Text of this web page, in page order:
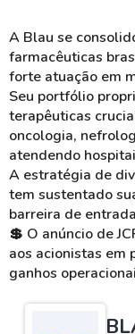
A Blau se
farmacêuticas
forte atuação em
Seu portfólio
terapêuticas
oncologia,
atendendo
A estratégia de
tem sustentado
barreira de
💲 O anúncio de
aos acionistas em
ganhos